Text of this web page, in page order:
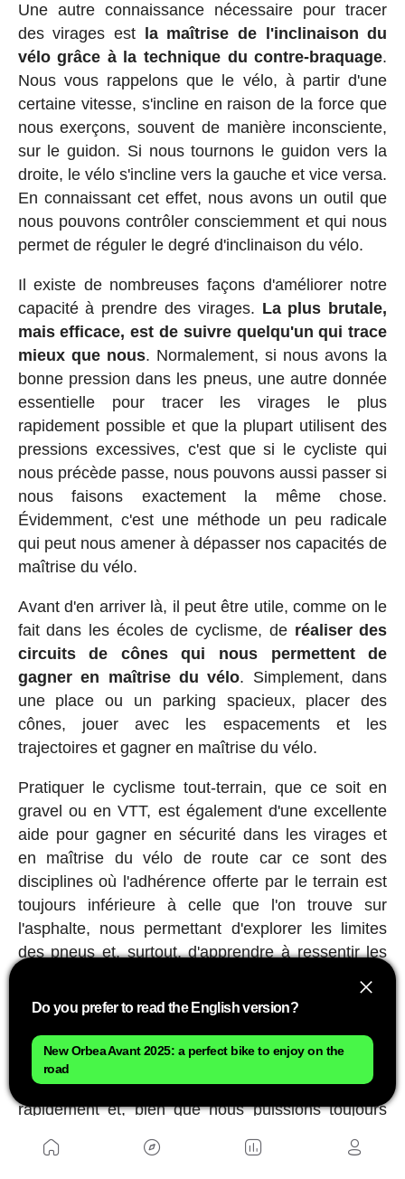
Une autre connaissance nécessaire pour tracer
des virages est
la maîtrise de l'inclinaison du
vélo grâce à la technique du contre-braquage.
Nous vous rappelons que le vélo, à partir d'une
certaine vitesse, s'incline en raison de la force que
nous exerçons, souvent de manière inconsciente,
sur le guidon. Si nous tournons le guidon vers la
droite, le vélo s'incline vers la gauche et vice versa.
En connaissant cet effet, nous avons un outil que
nous pouvons contrôler consciemment et qui nous
permet de réguler le degré d'inclinaison du vélo.
Il existe de nombreuses façons d'améliorer notre
capacité à prendre des virages. La plus brutale,
mais efficace, est de suivre quelqu'un qui trace
mieux que nous. Normalement, si nous avons la
bonne pression dans les pneus, une autre donnée
essentielle pour tracer les virages le plus
rapidement possible et que la plupart utilisent des
pressions excessives, c'est que si le cycliste qui
nous précède passe, nous pouvons aussi passer si
nous faisons exactement la même chose.
Évidemment, c'est une méthode un peu radicale
qui peut nous amener à dépasser nos capacités de
maîtrise du vélo.
Avant d'en arriver là, il peut être utile, comme on le
fait dans les écoles de cyclisme, de réaliser des
circuits de cônes qui nous permettent de
gagner en maîtrise du vélo. Simplement, dans
une place ou un parking spacieux, placer des
cônes, jouer avec les espacements et les
trajectoires et gagner en maîtrise du vélo.
Pratiquer le cyclisme tout-terrain, que ce soit en
gravel ou en VTT, est également d'une excellente
aide pour gagner en sécurité dans les virages et
en maîtrise du vélo de route car ce sont des
disciplines où l'adhérence offerte par le terrain est
toujours inférieure à celle que l'on trouve sur
l'asphalte, nous permettant d'explorer les limites
des pneus et, surtout, d'apprendre à ressentir les
où ils nous soutiennent mais glissent de manière
Bien sûr, tout comme dans les descentes, la
connaissance du terrain est vitale pour tracer
rapidement et, bien que nous puissions toujours
apprendre comment tracer les ronds-points en
Do you prefer to read the English version?
New Orbea Avant 2025: a perfect bike to enjoy on the
road